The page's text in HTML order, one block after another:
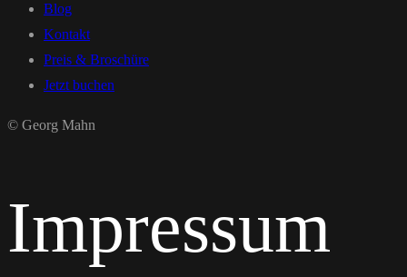
Blog
Kontakt
Preis & Broschüre
Jetzt buchen
© Georg Mahn
Impressum